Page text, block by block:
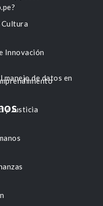
Innovación
y Justicia
de datos en